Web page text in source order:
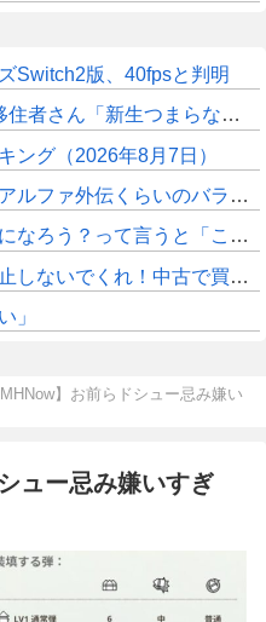
Switch2版、40fpsと判明
って聞いてたけど普通に面白くてワロタｗｗ」
ング（2026年8月7日）
クトも最終的にはコアブースターで雑魚は一撃で倒せてたけどね
って言ってあの際どい水着見せてくるんだ 他、間宮さんイラストスレ
れ！中古で買えなくなるんだ！」
」
MHNow】お前らドシュー忌み嫌い
ュー忌み嫌いすぎ